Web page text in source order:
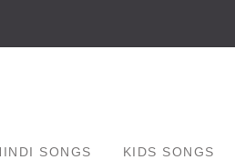
SONGS KIDS SONGS